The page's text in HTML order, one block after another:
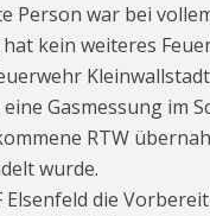
Person war bei
kein weiteres
Gasmessung im
RTW
wurde.
Elsenfeld die